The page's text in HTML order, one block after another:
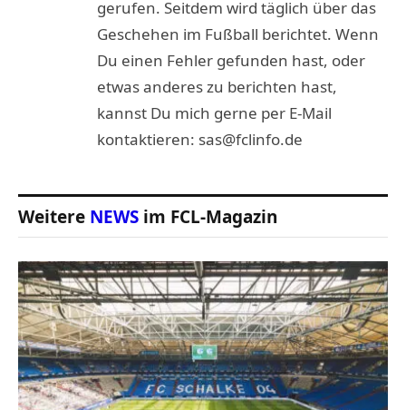
gerufen. Seitdem wird täglich über das
Geschehen im Fußball berichtet. Wenn
Du einen Fehler gefunden hast, oder
etwas anderes zu berichten hast,
kannst Du mich gerne per E-Mail
kontaktieren: sas@fclinfo.de
Weitere NEWS im FCL-Magazin